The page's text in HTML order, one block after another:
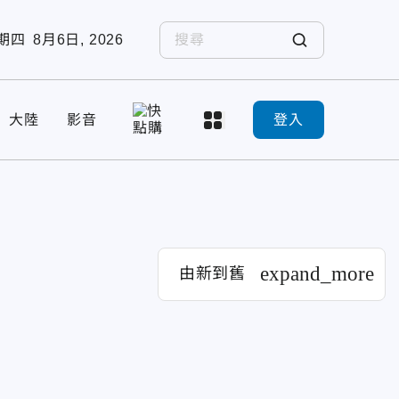
四 8月6日, 2026
大陸 影音 登入
由新到舊 expand_more